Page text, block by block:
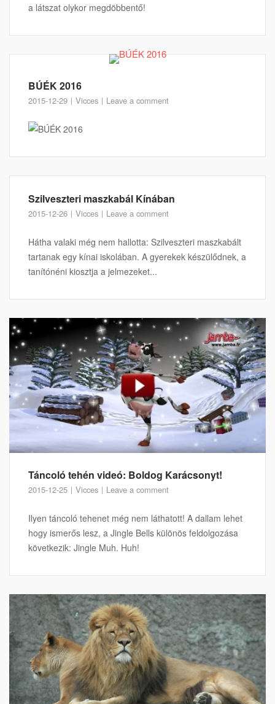
a látszat olykor megdöbbentő!
BÚÉK 2016
2015-12-29 Vicces Leave a comment
Szilveszteri maszkabál Kínában
2015-12-26 Vicces Leave a comment
Hátha valaki még nem hallotta: Szilveszteri maszkabált
tartanak egy kínai iskolában. A gyerekek készülődnek, a
tanítónéni kiosztja a jelmezeket...
Táncoló tehén videó: Boldog Karácsonyt!
2015-12-25 Vicces Leave a comment
Ilyen táncoló tehenet még nem láthatott! A dallam lehet
hogy ismerős lesz, a Jingle Bells különös feldolgozása
következik: Jingle Muh. Huh!